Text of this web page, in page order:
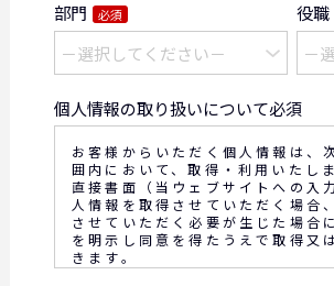
部門 必須 役職
個人情報の取り扱いについて必須
お客様からいただく個人情報は、
囲内において、取得・利用いたし
直接書面（当ウェブサイトへの入
人情報を取得させていただく場合
させていただく必要が生じた場合
を明示し同意を得たうえで取得又
きます。